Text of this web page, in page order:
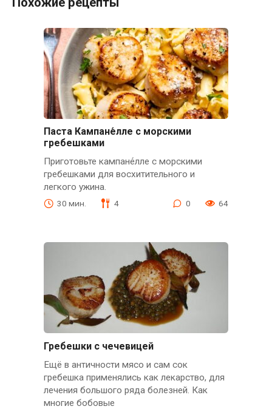
Паста Кампане́лле с морскими
гребешками
Приготовьте кампане́лле с морскими
гребешками для восхитительного и
легкого ужина.
30 мин. 4 0 64
Гребешки с чечевицей
Ещё в античности мясо и сам сок
гребешка применялись как лекарство, для
лечения большого ряда болезней. Как
многие бобовые